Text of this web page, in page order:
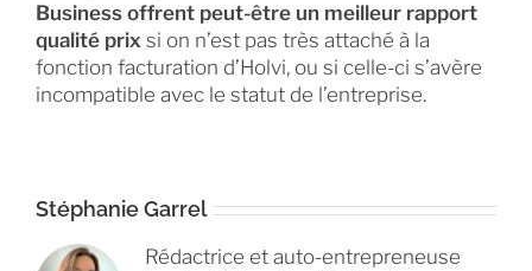
Business offrent peut-être un meilleur rapport
qualité prixsi on n’est pas très attaché à la
fonction facturation d’Holvi, ou si celle-ci s’avère
incompatible avec le statut de l’entreprise.
Stéphanie Garrel
Rédactrice et auto-entrepreneuse